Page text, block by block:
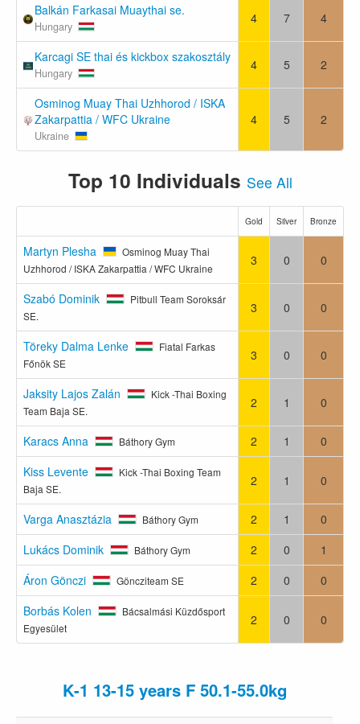
Balkán Farkasai Muaythai se.
Hungary
4 7 4
Karcagi SE thai és kickbox szakosztály
Hungary
4 5 2
Osminog Muay Thai Uzhhorod / ISKA
Zakarpattia / WFC Ukraine
Ukraine
4 5 2
Top 10 Individuals See All
Gold Silver Bronze
Martyn Plesha
Osminog Muay Thai
Uzhhorod / ISKA Zakarpattia / WFC Ukraine
3 0 0
Szabó Dominik
Pitbull Team Soroksár
SE.
3 0 0
Töreky Dalma Lenke
Fiatal Farkas
Főnök SE
3 0 0
Jaksity Lajos Zalán
Kick -Thai Boxing
Team Baja SE.
2 1 0
Karacs Anna Báthory Gym 2 1
0
Kiss Levente
Kick -Thai Boxing Team
Baja SE.
2 1 0
Varga Anasztázia Báthory Gym 2 1
0
Lukács Dominik
Báthory Gym 2 0
1
Áron Gönczi
Göncziteam SE 2 0
0
Borbás Kolen
Bácsalmási Küzdősport
Egyesület
2 0 0
K-1 13-15 years F 50.1-55.0kg